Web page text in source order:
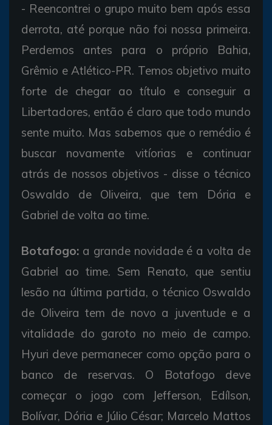
- Reencontrei o grupo muito bem após essa
derrota, até porque não foi nossa primeira.
Perdemos antes para o próprio Bahia,
Grêmio e Atlético-PR. Temos objetivo muito
forte de chegar ao título e conseguir a
Libertadores, então é claro que todo mundo
sente muito. Mas sabemos que o remédio é
buscar novamente vitíorias e continuar
atrás de nossos objetivos - disse o técnico
Oswaldo de Oliveira, que tem Dória e
Gabriel de volta ao time.
Botafogo: a grande novidade é a volta de
Gabriel ao time. Sem Renato, que sentiu
lesão na última partida, o técnico Oswaldo
de Oliveira tem de novo a juventude e a
vitalidade do garoto no meio de campo.
Hyuri deve permanecer como opção para o
banco de reservas. O Botafogo deve
começar o jogo com Jefferson, Edílson,
Bolívar, Dória e Júlio César; Marcelo Mattos